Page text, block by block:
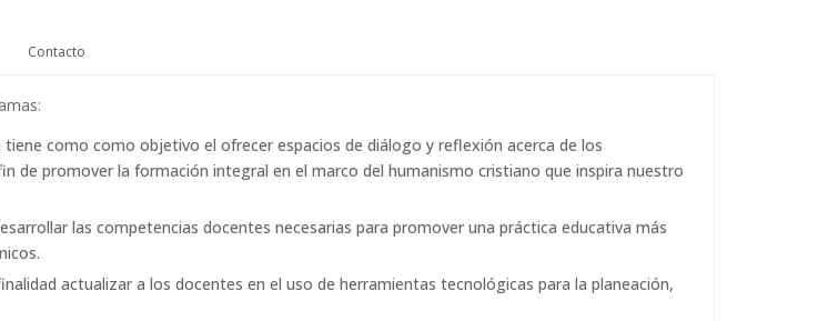
Contacto
tiene como como objetivo el ofrecer espacios de diálogo y reflexión acerca de los
de promover la formación integral en el marco del humanismo cristiano que inspira nuestro
las competencias docentes necesarias para promover una práctica educativa más
actualizar a los docentes en el uso de herramientas tecnológicas para la planeación,